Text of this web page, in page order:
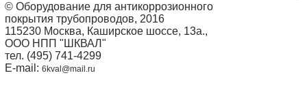
© Оборудование для антикоррозионного
покрытия трубопроводов, 2016
115230 Москва, Каширское шоссе, 13а.,
ООО НПП "ШКВАЛ"
тел. (495) 741-4299
E-mail: 6kval@mail.ru